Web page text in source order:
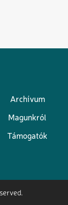
Archívum
Magunkról
Támogatók